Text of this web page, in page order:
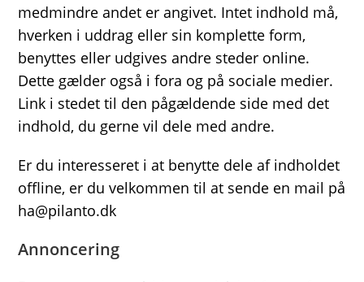
medmindre andet er angivet. Intet indhold må,
hverken i uddrag eller sin komplette form,
benyttes eller udgives andre steder online.
Dette gælder også i fora og på sociale medier.
Link i stedet til den pågældende side med det
indhold, du gerne vil dele med andre.
Er du interesseret i at benytte dele af indholdet
offline, er du velkommen til at sende en mail på
ha@pilanto.dk
Annoncering